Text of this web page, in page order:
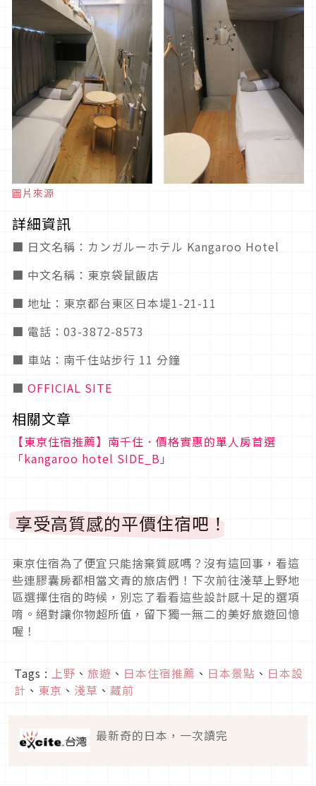
圖片來源
詳細資訊
■ 日文名稱：カンガルーホテル Kangaroo Hotel
■ 中文名稱：東京袋鼠飯店
■ 地址：東京都台東区日本堤1-21-11
■ 電話：03-3872-8573
■ 車站：南千住站步行 11 分鐘
■ OFFICIAL SITE
相關文章
【東京住宿推薦】南千住．價格實惠的單人房首選
「kangaroo hotel SIDE_B」
享受高質感的平價住宿吧！
東京住宿為了便宜只能捨棄質感嗎？沒有這回事，看這
些連膠囊房都相當文青的旅店們！下次前往淺草上野地
區選擇住宿的時候，別忘了看看這些設計感十足的選項
唷。絕對讓你物超所值，留下獨一無二的美好旅遊回憶
喔！
Tags : 上野 、 旅遊 、 日本住宿推薦 、 日本景點 、 日本設
計 、 東京 、 淺草 、 藏前
最新奇的日本，一次讀完